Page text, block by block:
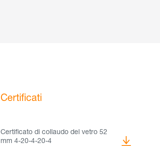
Certificati
Certificato di collaudo del vetro 52
mm 4-20-4-20-4